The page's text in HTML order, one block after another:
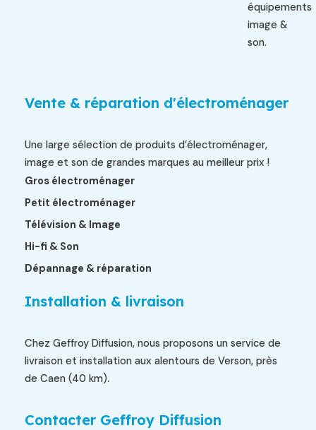
équipements
image &
son.
Vente & réparation d'électroménager
Une large sélection de produits d’électroménager,
image et son de grandes marques au meilleur prix !
Gros électroménager
Petit électroménager
Télévision & Image
Hi-fi & Son
Dépannage & réparation
Installation & livraison
Chez Geffroy Diffusion, nous proposons un service de
livraison et installation aux alentours de Verson, près
de Caen (40 km).
Contacter Geffroy Diffusion